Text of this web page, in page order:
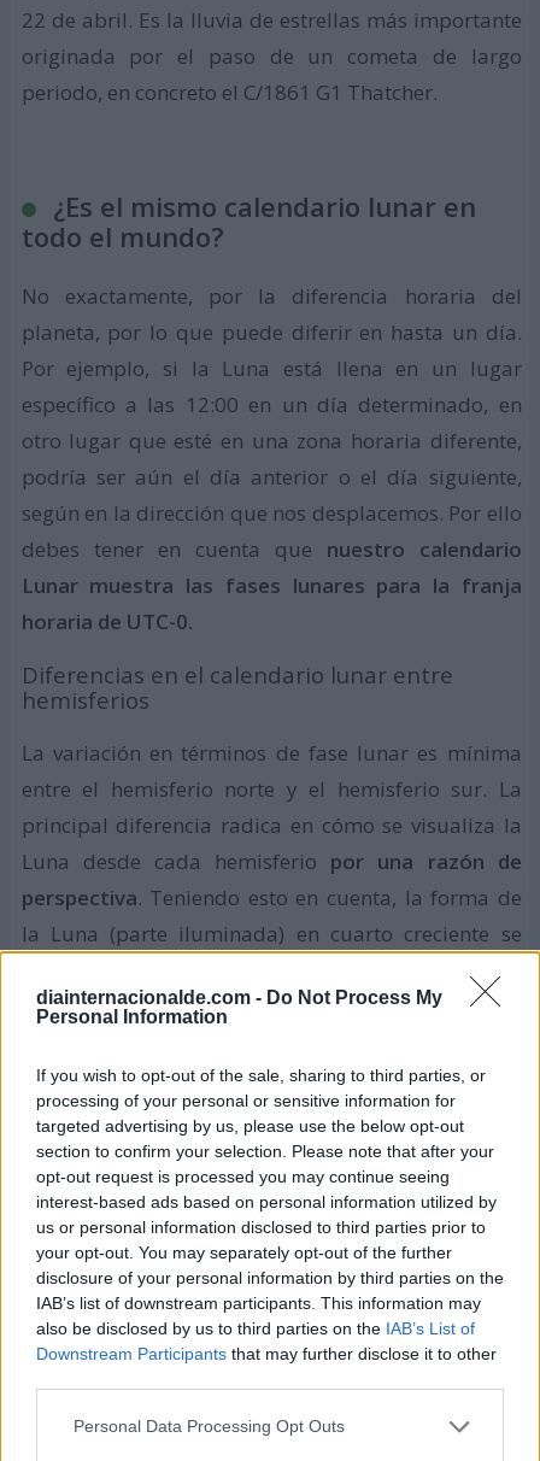
diainternacionalde.com - Do Not Process My
Personal Information
If you wish to opt-out of the sale, sharing to third parties, or
processing of your personal or sensitive information for
targeted advertising by us, please use the below opt-out
section to confirm your selection. Please note that after your
opt-out request is processed you may continue seeing
interest-based ads based on personal information utilized by
us or personal information disclosed to third parties prior to
your opt-out. You may separately opt-out of the further
disclosure of your personal information by third parties on the
IAB’s list of downstream participants. This information may
also be disclosed by us to third parties on the IAB’s List of
Downstream Participants that may further disclose it to other
Personal Data Processing Opt Outs
22 de abril. Es la lluvia de estrellas más importante
originada por el paso de un cometa de largo
periodo, en concreto el C/1861 G1 Thatcher.
¿Es el mismo calendario lunar en
todo el mundo?
No exactamente, por la diferencia horaria del
planeta, por lo que puede diferir en hasta un día.
Por ejemplo, si la Luna está llena en un lugar
específico a las 12:00 en un día determinado, en
otro lugar que esté en una zona horaria diferente,
podría ser aún el día anterior o el día siguiente,
según en la dirección que nos desplacemos. Por ello
debes tener en cuenta que nuestro calendario
Lunar muestra las fases lunares para la franja
horaria de UTC-0.
Diferencias en el calendario lunar entre
hemisferios
La variación en términos de fase lunar es mínima
entre el hemisferio norte y el hemisferio sur. La
principal diferencia radica en cómo se visualiza la
Luna desde cada hemisferio por una razón de
perspectiva. Teniendo esto en cuenta, la forma de
la Luna (parte iluminada) en cuarto creciente se
asemeja a una letra "D" desde el hemisferio norte,
pero desde el hemisferio sur la parte iluminada se
"C"; y al contrario en cuarto menguante.
Este aspecto se acentúa según nos alejemos del
ecuador. Cerca del ecuador la parte iluminada de la
luna aparecerá más "horizontal" respecto del
horizonte.
Más información parareconocer la fase lunar en la
que nos encontramos.